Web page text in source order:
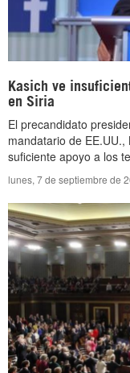
Kasich ve
en Siria
El precandidato
mandatario de
suficiente apoyo a los
lunes, 7 de septiembre de